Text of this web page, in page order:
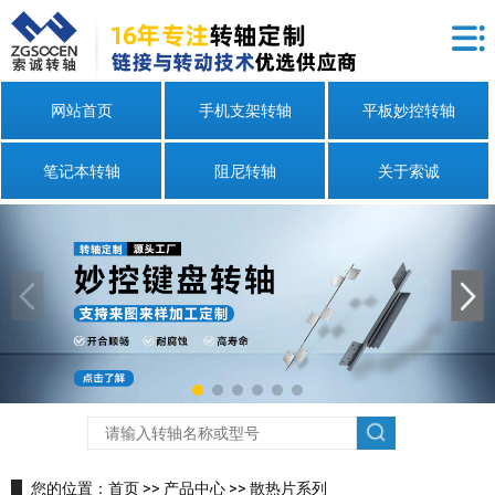
网站首页 手机支架转轴 平板妙控转轴
笔记本转轴 阻尼转轴 关于索诚
您的位置： 首页 >> 产品中心 >> 散热片系列